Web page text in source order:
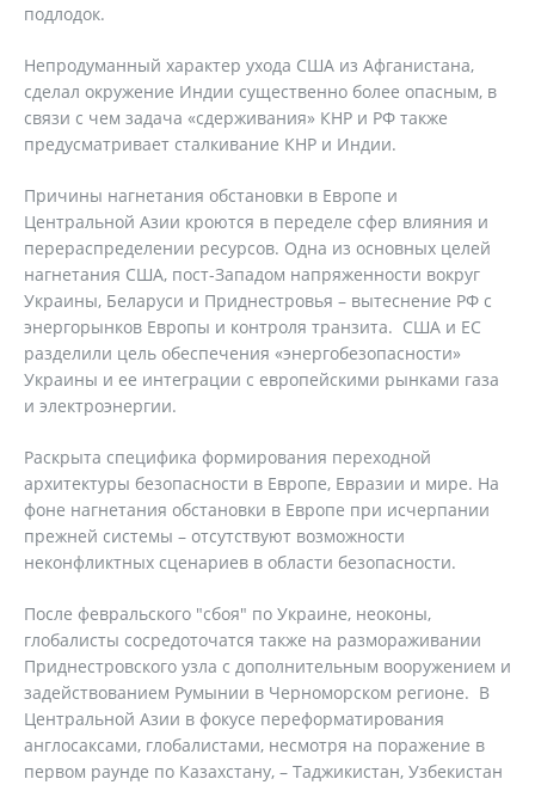
подлодок.
Непродуманный характер ухода США из Афганистана,
сделал окружение Индии существенно более опасным, в
связи с чем задача «сдерживания» КНР и РФ также
предусматривает сталкивание КНР и Индии.
Причины нагнетания обстановки в Европе и
Центральной Азии кроются в переделе сфер влияния и
перераспределении ресурсов. Одна из основных целей
нагнетания США, пост-Западом напряженности вокруг
Украины, Беларуси и Приднестровья – вытеснение РФ с
энергорынков Европы и контроля транзита. США и ЕС
разделили цель обеспечения «энергобезопасности»
Украины и ее интеграции с европейскими рынками газа
и электроэнергии.
Раскрыта специфика формирования переходной
архитектуры безопасности в Европе, Евразии и мире. На
фоне нагнетания обстановки в Европе при исчерпании
прежней системы – отсутствуют возможности
неконфликтных сценариев в области безопасности.
После февральского "сбоя" по Украине, неоконы,
глобалисты сосредоточатся также на размораживании
Приднестровского узла с дополнительным вооружением и
задействованием Румынии в Черноморском регионе. В
Центральной Азии в фокусе переформатирования
англосаксами, глобалистами, несмотря на поражение в
первом раунде по Казахстану, – Таджикистан, Узбекистан